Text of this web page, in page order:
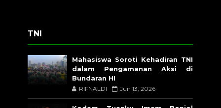
TNI
Mahasiswa Soroti Kehadiran TNI
dalam Pengamanan Aksi di
Bundaran HI
RIFNALDI Jun 13, 2026